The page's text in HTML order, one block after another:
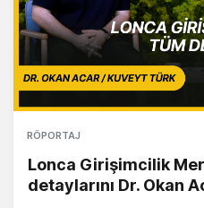
RÖPORTAJ
Lonca Girişimcilik
detaylarını Dr. Okan